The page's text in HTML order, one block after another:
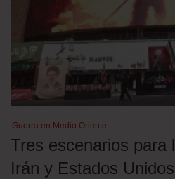
Guerra en Medio Oriente
Tres escenarios para
Irán y Estados Unidos